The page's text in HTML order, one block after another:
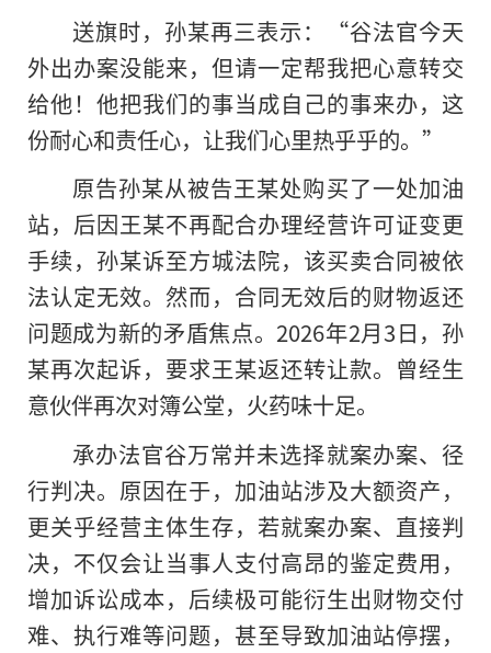
送旗时，孙某再三表示：“谷法官今天
外出办案没能来，但请一定帮我把心意转交
给他！他把我们的事当成自己的事来办，这
份耐心和责任心，让我们心里热乎乎的。”
原告孙某从被告王某处购买了一处加油
站，后因王某不再配合办理经营许可证变更
手续，孙某诉至方城法院，该买卖合同被依
法认定无效。然而，合同无效后的财物返还
问题成为新的矛盾焦点。2026年2月3日，孙
某再次起诉，要求王某返还转让款。曾经生
意伙伴再次对簿公堂，火药味十足。
承办法官谷万常并未选择就案办案、径
行判决。原因在于，加油站涉及大额资产，
更关乎经营主体生存，若就案办案、直接判
决，不仅会让当事人支付高昂的鉴定费用，
增加诉讼成本，后续极可能衍生出财物交付
难、执行难等问题，甚至导致加油站停摆，